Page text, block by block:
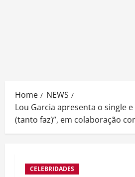
Home
NEWS
Lou Garcia apresenta o single
(tanto faz)”, em colaboração
CELEBRIDADES